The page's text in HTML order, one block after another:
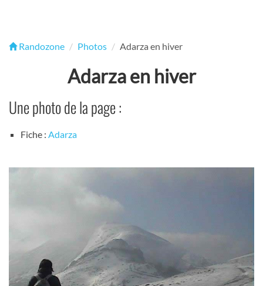
Randozone Photos Adarza en hiver
Adarza en hiver
Une photo de la page :
Fiche : Adarza